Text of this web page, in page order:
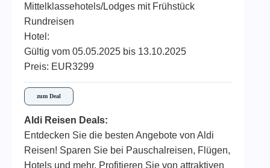
Mittelklassehotels/Lodges mit Frühstück
Rundreisen
Hotel:
Gültig vom 05.05.2025 bis 13.10.2025
Preis: EUR3299
zum Deal
Aldi Reisen Deals:
Entdecken Sie die besten Angebote von Aldi
Reisen! Sparen Sie bei Pauschalreisen, Flügen,
Hotels und mehr. Profitieren Sie von attraktiven